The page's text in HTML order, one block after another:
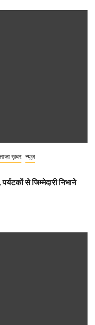
ताज़ा ख़बर न्यूज़
से जिम्मेदारी निभाने